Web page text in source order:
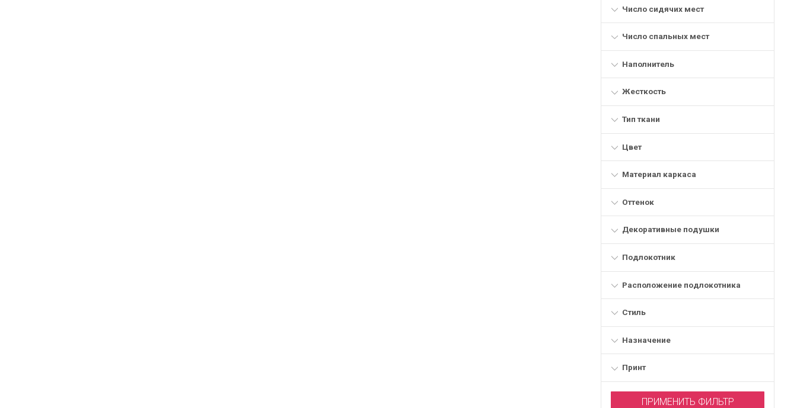
Число сидячих мест
Число спальных мест
Наполнитель
Жесткость
Тип ткани
Цвет
Материал каркаса
Оттенок
Декоративные подушки
Подлокотник
Расположение подлокотника
Стиль
Назначение
Принт
ПРИМЕНИТЬ ФИЛЬТР